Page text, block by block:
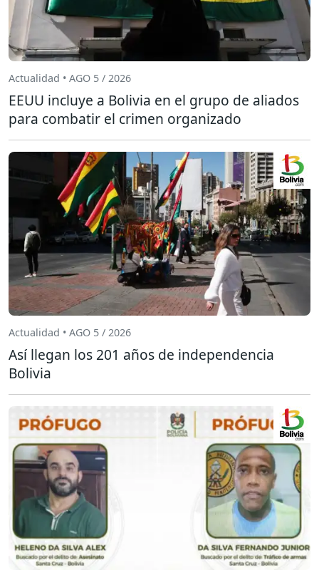
Actualidad • AGO 5 / 2026
EEUU incluye a Bolivia en el grupo de aliados
para combatir el crimen organizado
Actualidad • AGO 5 / 2026
Así llegan los 201 años de independencia
Bolivia